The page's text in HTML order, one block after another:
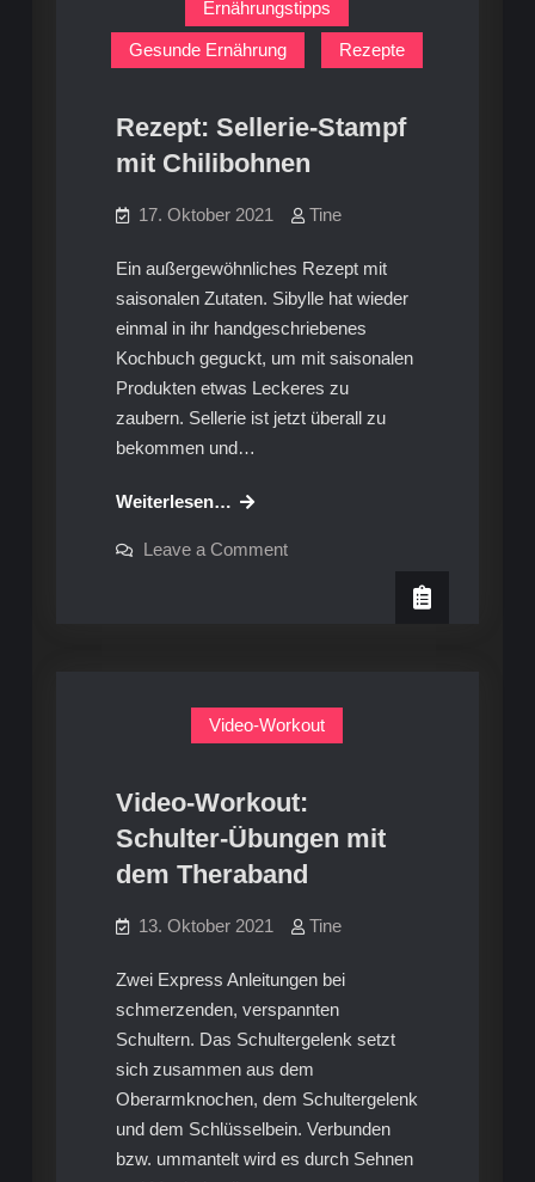
Ernährungstipps
Gesunde Ernährung Rezepte
Rezept: Sellerie-Stampf
mit Chilibohnen
17. Oktober 2021 Tine
Ein außergewöhnliches Rezept mit
saisonalen Zutaten. Sibylle hat wieder
einmal in ihr handgeschriebenes
Kochbuch geguckt, um mit saisonalen
Produkten etwas Leckeres zu
zaubern. Sellerie ist jetzt überall zu
bekommen und…
Weiterlesen… Rezept:
Stampf
Leave a Commenton
Video-Workout
Video-Workout:
Schulter-Übungen mit
dem Theraband
13. Oktober 2021 Tine
Zwei Express Anleitungen bei
schmerzenden, verspannten
Schultern. Das Schultergelenk setzt
sich zusammen aus dem
Oberarmknochen, dem Schultergelenk
und dem Schlüsselbein. Verbunden
bzw. ummantelt wird es durch Sehnen